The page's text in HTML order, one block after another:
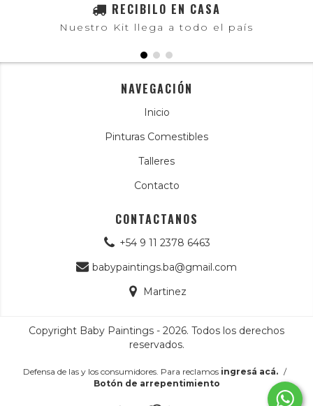
RECIBILO EN CASA
Nuestro Kit llega a todo el país
NAVEGACIÓN
Inicio
Pinturas Comestibles
Talleres
Contacto
CONTACTANOS
+54 9 11 2378 6463
babypaintings.ba@gmail.com
Martinez
Copyright Baby Paintings - 2026. Todos los derechos
reservados.
Defensa de las y los consumidores. Para reclamos ingresá acá. /
Botón de arrepentimiento